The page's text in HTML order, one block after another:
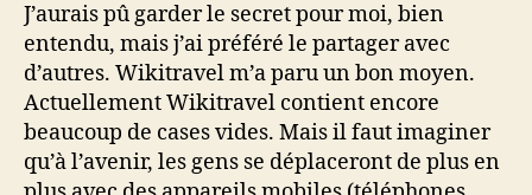
J’aurais pû garder le secret pour moi, bien
entendu, mais j’ai préféré le partager avec
d’autres. Wikitravel m’a paru un bon moyen.
Actuellement Wikitravel contient encore
beaucoup de cases vides. Mais il faut imaginer
qu’à l’avenir, les gens se déplaceront de plus en